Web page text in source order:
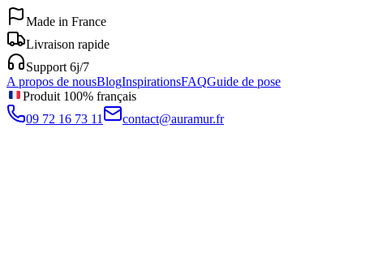
Made in France
Livraison rapide
Support 6j/7
A propos de nousBlogInspirationsFAQGuide de pose
Produit 100% français
09 72 16 73 11
contact@auramur.fr